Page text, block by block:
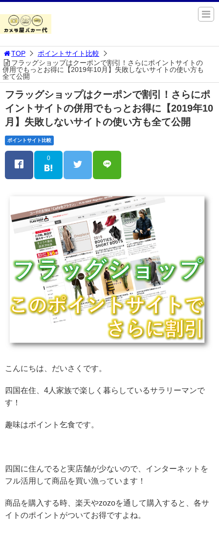
TOP
ポイントサイト比較
フラッグショップはクーポンで割引！さらにポイントサイトの
併用でもっとお得に【2019年10月】失敗しないサイトの使い方も
全て公開
フラッグショップはクーポンで割引！さらにポ
イントサイトの併用でもっとお得に【2019年10
月】失敗しないサイトの使い方も全て公開
ポイントサイト比較
0
こんにちは、だいさくです。
四国在住、4人家族で楽しく暮らしているサラリーマンで
す！
趣味はポイント乞食です。
四国に住んでると実店舗が少ないので、インターネットを
フル活用して商品を買い漁っています！
商品を購入する時、楽天やzozoを通して購入すると、各サ
イトのポイントがついてお得ですよね。